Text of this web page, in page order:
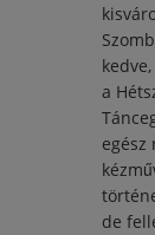
a
egész
de